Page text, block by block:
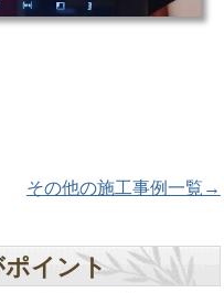
その他の施工事例一覧→
イント